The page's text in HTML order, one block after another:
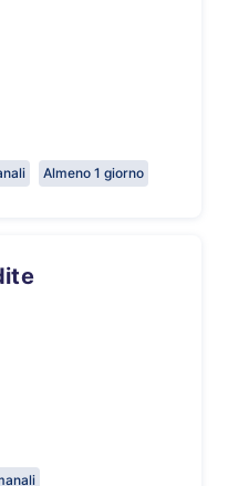
Almeno 1 giorno